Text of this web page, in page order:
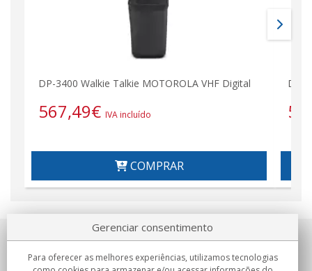
DP-3400 Walkie Talkie MOTOROLA VHF Digital
567,49€ IVA incluído
COMPRAR
DP-
Sobre nosotros
Gerenciar consentimento
Para oferecer as melhores experiências, utilizamos tecnologias